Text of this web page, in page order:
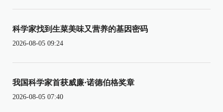
科学家找到生菜美味又营养的基因密码
2026-08-05 09:24
我国科学家首获威廉·诺德伯格奖章
2026-08-05 07:40